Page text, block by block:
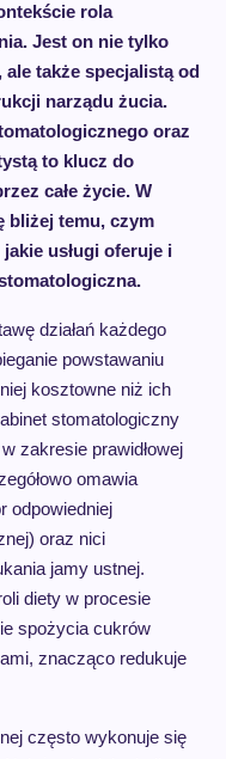
rola
Jest on nie tylko
ale także specjalistą od
narządu żucia.
oraz
to klucz do
całe życie. W
bliżej temu, czym
usługi oferuje i
działań każdego
powstawaniu
kosztowne niż ich
stomatologiczny
zakresie prawidłowej
omawia
odpowiedniej
oraz nici
jamy ustnej.
diety w procesie
spożycia cukrów
znacząco redukuje
często wykonuje się